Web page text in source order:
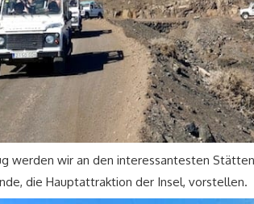
werden wir an den interessantesten
die Hauptattraktion der Insel, vorstellen.